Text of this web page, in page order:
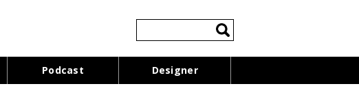
索:
Podcast Designer